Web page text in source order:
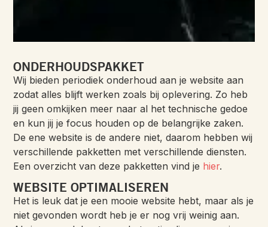
ONDERHOUDSPAKKET
Wij bieden periodiek onderhoud aan je website aan
zodat alles blijft werken zoals bij oplevering. Zo heb
jij geen omkijken meer naar al het technische gedoe
en kun jij je focus houden op de belangrijke zaken.
De ene website is de andere niet, daarom hebben wij
verschillende pakketten met verschillende diensten.
Een overzicht van deze pakketten vind je hier.
WEBSITE OPTIMALISEREN
Het is leuk dat je een mooie website hebt, maar als je
niet gevonden wordt heb je er nog vrij weinig aan.